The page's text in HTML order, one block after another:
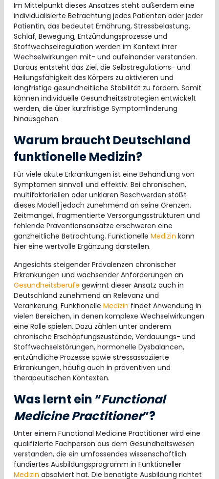
Im Mittelpunkt dieses Ansatzes steht außerdem eine
individualisierte Betrachtung jedes Patienten oder jeder
Patientin, das bedeutet Ernährung, Stressbelastung,
Schlaf, Bewegung, Entzündungsprozesse und
Stoffwechselregulation werden im Kontext ihrer
Wechselwirkungen mit- und aufeinander verstanden.
Daraus entsteht das Ziel, die Selbstregulations- und
Heilungsfähigkeit des Körpers zu aktivieren und
langfristige gesundheitliche Stabilität zu fördern. Somit
können individuelle Gesundheitsstrategien entwickelt
werden, die über kurzfristige Symptomlinderung
hinausgehen.
Warum braucht Deutschland
funktionelle Medizin?
Für viele akute Erkrankungen ist eine Behandlung von
Symptomen sinnvoll und effektiv. Bei chronischen,
multifaktoriellen oder unklaren Beschwerden stößt
dieses Modell jedoch zunehmend an seine Grenzen.
Zeitmangel, fragmentierte Versorgungsstrukturen und
fehlende Präventionsansätze erschweren eine
ganzheitliche Betrachtung. Funktionelle Medizin kann
hier eine wertvolle Ergänzung darstellen.
Angesichts steigender Prävalenzen chronischer
Erkrankungen und wachsender Anforderungen an
Gesundheitsberufe gewinnt dieser Ansatz auch in
Deutschland zunehmend an Relevanz und
Verankerung. Funktionelle Medizin findet Anwendung in
vielen Bereichen, in denen komplexe Wechselwirkungen
eine Rolle spielen. Dazu zählen unter anderem
chronische Erschöpfungszustände, Verdauungs- und
Stoffwechselstörungen, hormonelle Dysbalancen,
entzündliche Prozesse sowie stressassoziierte
Erkrankungen, häufig auch in präventiven und
therapeutischen Kontexten.
Was lernt ein “Functional
Medicine Practitioner”?
Unter einem Functional Medicine Practitioner wird eine
qualifizierte Fachperson aus dem Gesundheitswesen
verstanden, die ein umfassendes wissenschaftlich
fundiertes Ausbildungsprogramm in Funktioneller
Medizin absolviert hat. Die benötigte Ausbildung richtet